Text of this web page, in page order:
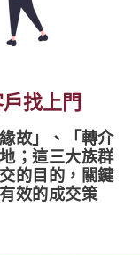
找上門
故」、「轉介
；這三大族群
的目的，關鍵
效的成交策